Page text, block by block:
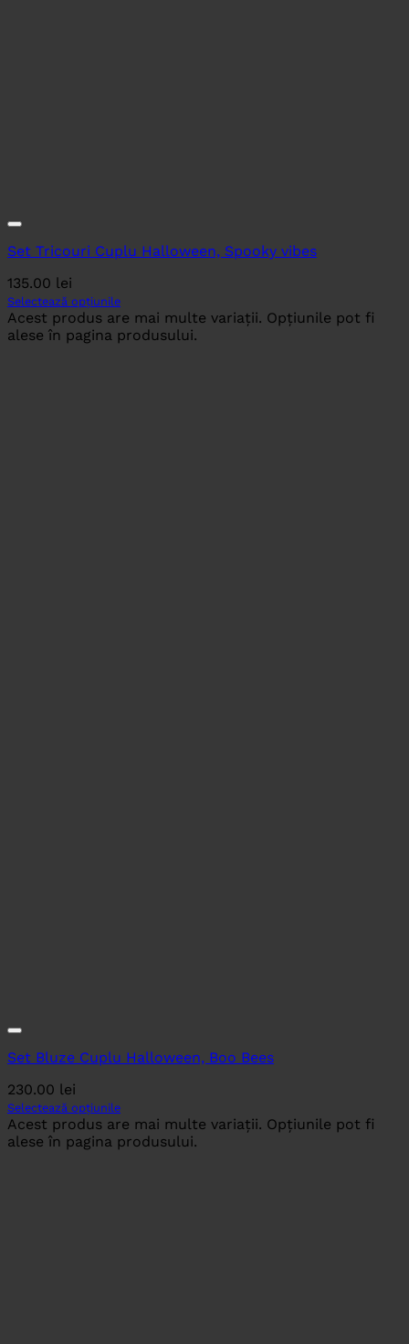
Set Tricouri Cuplu Halloween, Spooky vibes
135.00 lei
Selectează opțiunile
Acest produs are mai multe variații. Opțiunile pot fi
alese în pagina produsului.
Set Bluze Cuplu Halloween, Boo Bees
230.00 lei
Selectează opțiunile
Acest produs are mai multe variații. Opțiunile pot fi
alese în pagina produsului.